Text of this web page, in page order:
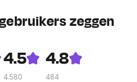
zeggen
4.5
4.580
4.8
484